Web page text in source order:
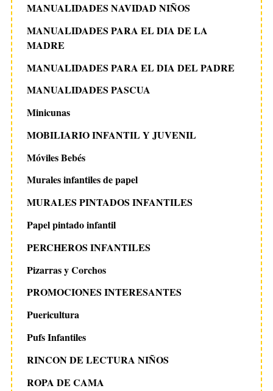
MANUALIDADES NAVIDAD NIÑOS
MANUALIDADES PARA EL DIA DE LA
MADRE
MANUALIDADES PARA EL DIA DEL PADRE
MANUALIDADES PASCUA
Minicunas
MOBILIARIO INFANTIL Y JUVENIL
Móviles Bebés
Murales infantiles de papel
MURALES PINTADOS INFANTILES
Papel pintado infantil
PERCHEROS INFANTILES
Pizarras y Corchos
PROMOCIONES INTERESANTES
Puericultura
Pufs Infantiles
RINCON DE LECTURA NIÑOS
ROPA DE CAMA